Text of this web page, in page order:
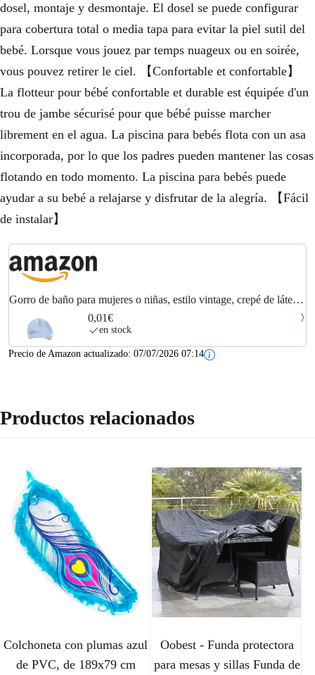
dosel, montaje y desmontaje. El dosel se puede configurar
para cobertura total o media tapa para evitar la piel sutil del
bebé. Lorsque vous jouez par temps nuageux ou en soirée,
vous pouvez retirer le ciel. 【Confortable et confortable】
La flotteur pour bébé confortable et durable est équipée d'un
trou de jambe sécurisé pour que bébé puisse marcher
librement en el agua. La piscina para bebés flota con un asa
incorporada, por lo que los padres pueden mantener las cosas
flotando en todo momento. La piscina para bebés puede
ayudar a su bebé a relajarse y disfrutar de la alegría. 【Fácil
de instalar】
Gorro de baño para mujeres o niñas, estilo vintage, crepé de látex
con correa para la barbilla, para cabello largo o corto, cinturones
de natación para...
0,01€
en stock
Precio de Amazon actualizado: 07/07/2026 07:14
Productos relacionados
Colchoneta con plumas azul
de PVC, de 189x79 cm
Oobest - Funda protectora
para mesas y sillas Funda de